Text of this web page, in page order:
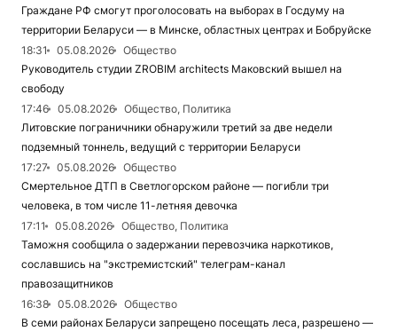
Граждане РФ смогут проголосовать на выборах в Госдуму на
территории Беларуси — в Минске, областных центрах и Бобруйске
18:31
05.08.2026
Общество
Руководитель студии ZROBIM architects Маковский вышел на
свободу
17:46
05.08.2026
Общество, Политика
Литовские пограничники обнаружили третий за две недели
подземный тоннель, ведущий с территории Беларуси
17:27
05.08.2026
Общество
Смертельное ДТП в Светлогорском районе — погибли три
человека, в том числе 11-летняя девочка
17:11
05.08.2026
Общество, Политика
Таможня сообщила о задержании перевозчика наркотиков,
сославшись на "экстремистский" телеграм-канал
правозащитников
16:38
05.08.2026
Общество
В семи районах Беларуси запрещено посещать леса, разрешено —